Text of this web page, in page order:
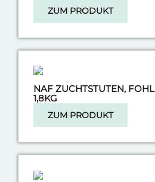
ZUM PRODUKT
NAF ZUCHTSTUTEN,
1,8KG
ZUM PRODUKT